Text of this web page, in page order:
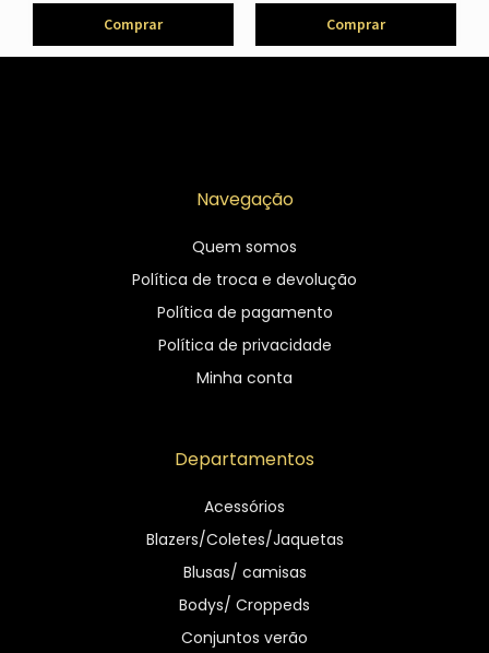
Comprar Comprar
Navegação
Quem somos
Política de troca e devolução
Política de pagamento
Política de privacidade
Minha conta
Departamentos
Acessórios
Blazers/Coletes/Jaquetas
Blusas/ camisas
Bodys/ Croppeds
Conjuntos verão